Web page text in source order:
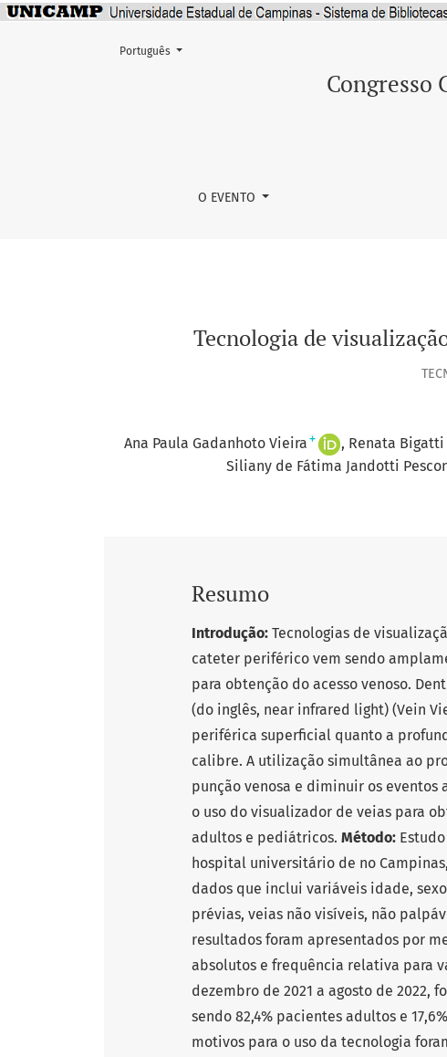
Tecnologia de visualização da rede venosa
Congresso
O EVENTO
Mudar o idioma. O atual é:
Português
Tecnologia de
Ana Paula Gadanhoto Vieira + Renata
Siliany de Fátima Jandotti
Resumo
Introdução: Tecnologias de
cateter periférico vem sendo
para obtenção do acesso venoso.
(do inglês, near infrared light) (Vein
periférica superficial quanto a
calibre. A utilização simultânea ao
punção venosa e diminuir os eventos
o uso do visualizador de veias para
adultos e pediátricos. Método:
hospital universitário de no
dados que inclui variáveis idade,
prévias, veias não visíveis, não
resultados foram apresentados por
absolutos e frequência relativa para
dezembro de 2021 a agosto de 2022,
sendo 82,4% pacientes adultos e
motivos para o uso da tecnologia